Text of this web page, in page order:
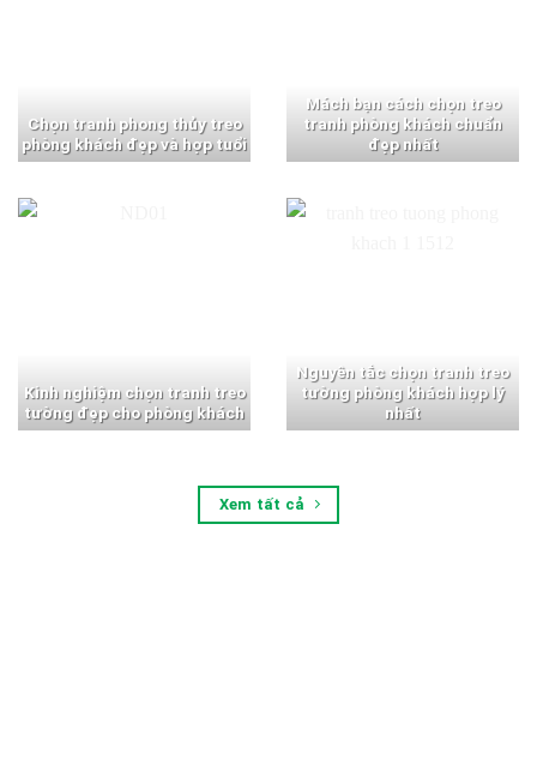
Chọn tranh phong thủy treo
phòng khách đẹp và hợp tuổi
Mách bạn cách chọn treo
tranh phòng khách chuẩn
đẹp nhất
Kinh nghiệm chọn tranh treo
tường đẹp cho phòng khách
Nguyên tắc chọn tranh treo
tường phòng khách hợp lý
nhất
Xem tất cả